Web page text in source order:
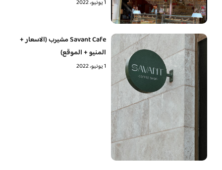
1 يونيو، 2022
Savant Cafe مشيرب (الاسعار +
المنيو + الموقع)
1 يونيو، 2022